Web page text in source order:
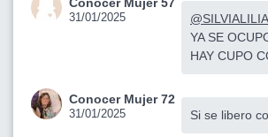
31/01/2025
YA SE
HAY CUPO
Conocer Mujer 72
31/01/2025 Si se libero